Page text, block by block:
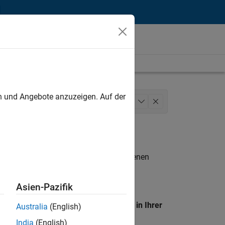
Business Model Team
. Wenn Sie noch immer keine offenen
unseres
Standort, um alle Stellenangebote in Ihrer
Angebote anzuzeigen. Auf der
Asien-Pazifik
Australia (English)
India (English)